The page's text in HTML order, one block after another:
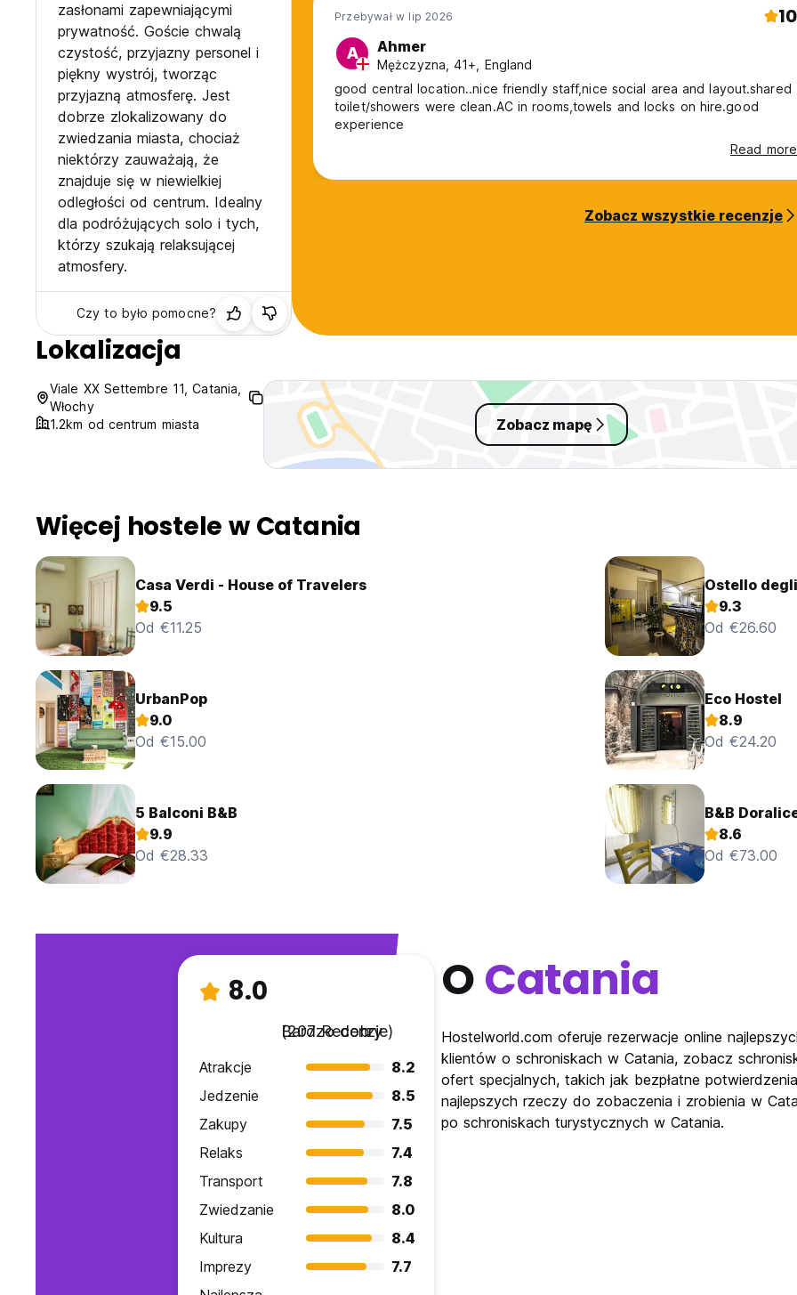
zasłonami zapewniającymi
prywatność. Goście chwalą
czystość, przyjazny personel i
piękny wystrój, tworząc
przyjazną atmosferę. Jest
dobrze zlokalizowany do
zwiedzania miasta, chociaż
niektórzy zauważają, że
znajduje się w niewielkiej
odległości od centrum. Idealny
dla podróżujących solo i tych,
którzy szukają relaksującej
atmosfery.
Czy to było pomocne?
Przebywał w lip 2026 10
A Ahmer
Mężczyzna, 41+, England
good central location..nice friendly staff,nice social area and layout.shared
toilet/showers were clean.AC in rooms,towels and locks on hire.good
experience
Read more
Zobacz wszystkie recenzje
Lokalizacja
Viale XX Settembre 11, Catania,
Włochy
1.2km od centrum miasta
Zobacz mapę
Więcej hostele w Catania
Casa Verdi - House of Travelers
9.5
Od €11.25
Ostello
9.3
Od €26.60
UrbanPop
9.0
Od €15.00
Eco Hostel
8.9
Od €24.20
5 Balconi B&B
9.9
Od €28.33
B&B
8.6
Od €73.00
8.0
Bardzo dobry
(207 Recenzje)
Atrakcje
8.2
Jedzenie
8.5
Zakupy
7.5
Relaks
7.4
Transport
7.8
Zwiedzanie
8.0
Kultura
8.4
Imprezy
7.7
OCatania
Hostelworld.com oferuje rezerwacje online
klientów o schroniskach w Catania, zobacz
ofert specjalnych, takich jak bezpłatne
najlepszych rzeczy do zobaczenia i zrobienia w
po schroniskach turystycznych w Catania.